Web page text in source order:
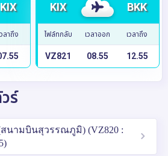
KIX
ลาถึง
KIX BKK
ไฟล์ทกลับ เวลาออก เวลาถึง
VZ821 08.55 12.55
ร์
สนามบินสุวรรณภูมิ) (VZ820 :